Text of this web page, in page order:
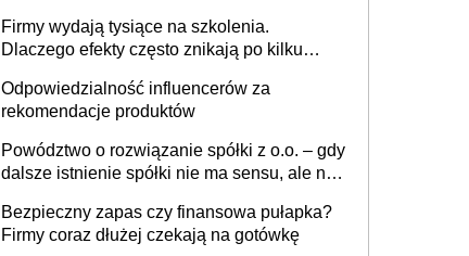
firmie
Firmy wydają tysiące na szkolenia.
Dlaczego efekty często znikają po kilku
Odpowiedzialność influencerów za
rekomendacje produktów
Powództwo o rozwiązanie spółki z o.o. – gdy
dalsze istnienie spółki nie ma sensu, ale nie
Bezpieczny zapas czy finansowa pułapka?
Firmy coraz dłużej czekają na gotówkę